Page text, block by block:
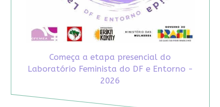
Começa a etapa presencial do
Laboratório Feminista do DF e Entorno -
2026